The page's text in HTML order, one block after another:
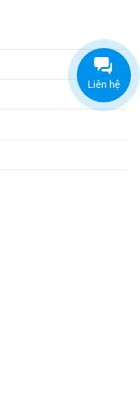
Liên hệ